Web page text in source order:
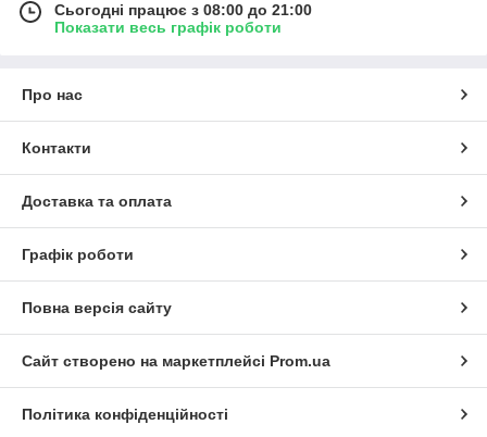
Сьогодні працює з 08:00 до 21:00
Показати весь графік роботи
Про нас
Контакти
Доставка та оплата
Графік роботи
Повна версія сайту
Сайт створено на маркетплейсі Prom.ua
Політика конфіденційності